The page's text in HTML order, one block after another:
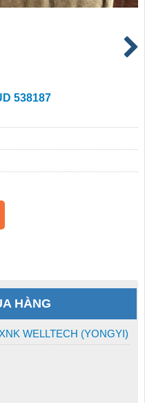
538187
HÀNG
WELLTECH (YONGYI)